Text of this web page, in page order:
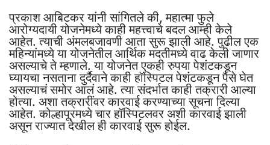
प्रकाश आबिटकर यांनी सांगितले की, महात्मा फुले
आरोग्यदायी योजनेमध्ये काही महत्त्वाचे बदल आम्ही केले
आहेत. त्याची अंमलबजावणी आता सुरू झाली आहे. पुढील एक
महिन्यांमध्ये या योजनेतील आर्थिक मदतीमध्ये वाढ केली जाणार
असल्याचे ते म्हणाले. या योजनेत एकही रुपया पेशंटकडून
घ्यायचा नसताना दुर्दैवाने काही हॉस्पिटल पेशंटकडून पैसे घेत
असल्याचं समोर आलं आहे. त्या संदर्भात काही तक्रारी आल्या
होत्या. अशा तक्रारींवर कारवाई करण्याच्या सूचना दिल्या
आहेत. कोल्हापूरमध्ये चार हॉस्पिटलवर अशी कारवाई झाली
असून राज्यात देखील ही कारवाई सुरू होईल.